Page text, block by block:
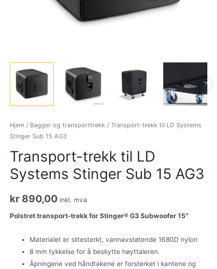
Hjem / Bagger og transporttrekk / Transport-trekk til LD Systems
Stinger Sub 15 AG3
Transport-trekk til LD
Systems Stinger Sub 15 AG3
kr 890,00 inkl. mva
Polstret transport-trekk for Stinger® G3 Subwoofer 15″
Materialet er slitesterkt, vannavstøtende 1680D nylon
8 mm tykkelse for å beskytte høyttaleren.
Åpningene ved håndtakene er forsterket i kantene og